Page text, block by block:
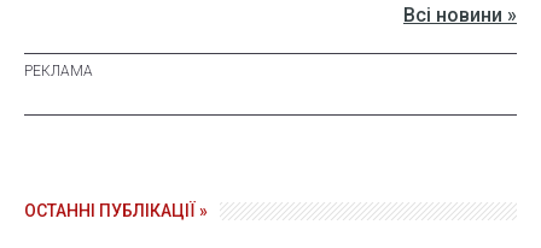
Всі новини »
ОСТАННІ ПУБЛІКАЦІЇ »